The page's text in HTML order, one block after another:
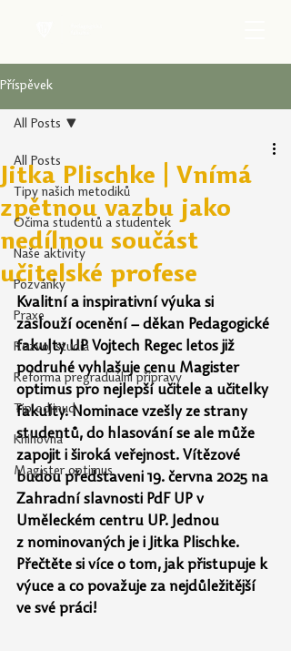
Příspěvek
All Posts
Tipy našich metodiků
Očima studentů a studentek
Naše aktivity
Pozvánky
Praxe
Rozvoj studia
Reforma pregraduální přípravy
Tip odjinud
Knihovna
Magister optimus
All Posts
Jitka Plischke | Vnímá
zpětnou vazbu jako
nedílnou součást
učitelské profese
Kvalitní a inspirativní výuka si
zaslouží ocenění – děkan Pedagogické
fakulty UP Vojtech Regec letos již
podruhé vyhlašuje cenu Magister
optimus pro nejlepší učitele a učitelky
fakulty. Nominace vzešly ze strany
studentů, do hlasování se ale může
zapojit i široká veřejnost. Vítězové
budou představeni 19. června 2025 na
Zahradní slavnosti PdF UP v
Uměleckém centru UP. Jednou
z nominovaných je i Jitka Plischke.
Přečtěte si více o tom, jak přistupuje k
výuce a co považuje za nejdůležitější
ve své práci!